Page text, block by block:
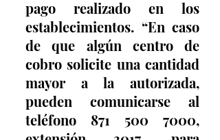
pago realizado en los
establecimientos. “En caso
de que algún centro de
cobro solicite una cantidad
mayor a la autorizada,
pueden comunicarse al
teléfono 871 500 7000,